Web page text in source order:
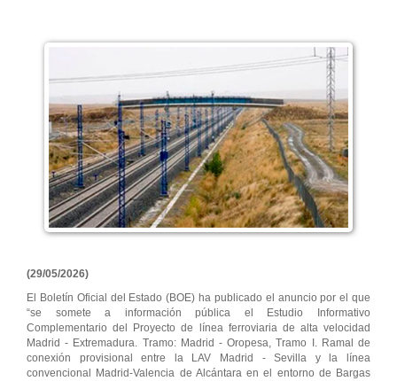
(29/05/2026)
El Boletín Oficial del Estado (BOE) ha publicado el anuncio por el que
“se somete a información pública el Estudio Informativo
Complementario del Proyecto de línea ferroviaria de alta velocidad
Madrid - Extremadura. Tramo: Madrid - Oropesa, Tramo I. Ramal de
conexión provisional entre la LAV Madrid - Sevilla y la línea
convencional Madrid-Valencia de Alcántara en el entorno de Bargas